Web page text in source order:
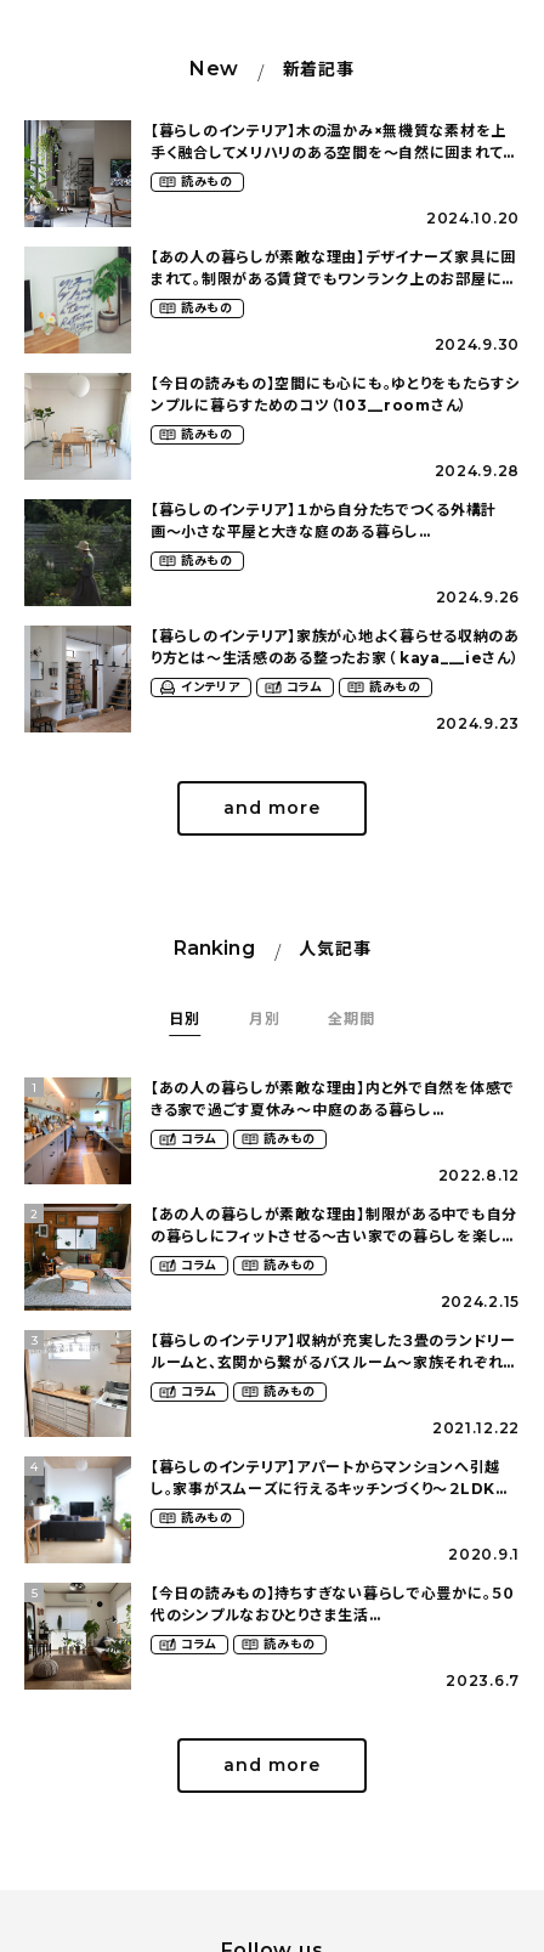
New 新着記事
【暮らしのインテリア】木の温かみ×無機質な素材を上
手く融合してメリハリのある空間を〜自然に囲まれて暮
らす（ki_no_ieさん）
読みもの
2024.10.20
【あの人の暮らしが素敵な理由】デザイナーズ家具に囲
まれて。制限がある賃貸でもワンランク上のお部屋に〜
狭くても好きな暮らしのこと（_____chika708さん）
読みもの
2024.9.30
【今日の読みもの】空間にも心にも。ゆとりをもたらすシ
ンプルに暮らすためのコツ（103__roomさん）
読みもの
2024.9.28
【暮らしのインテリア】１から自分たちでつくる外構計
画〜小さな平屋と大きな庭のある暮らし
（tsumikiniwaさん）
読みもの
2024.9.26
【暮らしのインテリア】家族が心地よく暮らせる収納のあ
り方とは〜生活感のある整ったお家（ kaya___ieさん）
インテリア コラム 読みもの
2024.9.23
and more
Ranking 人気記事
日別 月別 全期間
1
【あの人の暮らしが素敵な理由】内と外で自然を体感で
きる家で過ごす夏休み〜中庭のある暮らし
（yume_2700さん）
コラム 読みもの
2022.8.12
2
【あの人の暮らしが素敵な理由】制限がある中でも自分
の暮らしにフィットさせる〜古い家での暮らしを楽しむ
（idasanchiさん）
コラム 読みもの
2024.2.15
3
【暮らしのインテリア】収納が充実した３畳のランドリー
ルームと、玄関から繋がるバスルーム〜家族それぞれが
くつろげて、少し遊び心のある家（megu6465さん）
コラム 読みもの
2021.12.22
4
【暮らしのインテリア】アパートからマンションへ引越
し。家事がスムーズに行えるキッチンづくり〜２LDKの
賃貸暮らし（mari_ppe_さん）
読みもの
2020.9.1
5
【今日の読みもの】持ちすぎない暮らしで心豊かに。５０
代のシンプルなおひとりさま生活
（ohitorisama_kurasiさん）
コラム 読みもの
2023.6.7
and more